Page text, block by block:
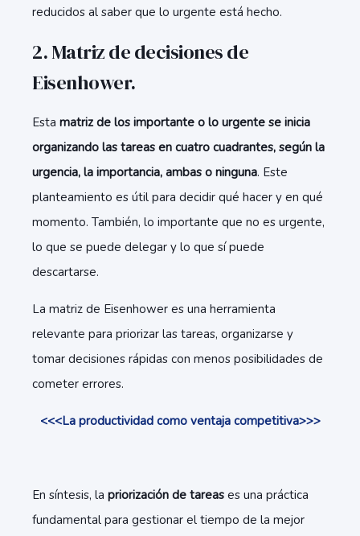
reducidos al saber que lo urgente está hecho.
2. Matriz de decisiones de
Eisenhower.
Esta matriz de los importante o lo urgente se inicia
organizando las tareas en cuatro cuadrantes, según la
urgencia, la importancia, ambas o ninguna. Este
planteamiento es útil para decidir qué hacer y en qué
momento. También, lo importante que no es urgente,
lo que se puede delegar y lo que sí puede
descartarse.
La matriz de Eisenhower es una herramienta
relevante para priorizar las tareas, organizarse y
tomar decisiones rápidas con menos posibilidades de
cometer errores.
<<<La productividad como ventaja competitiva>>>
En síntesis, la priorización de tareas es una práctica
fundamental para gestionar el tiempo de la mejor